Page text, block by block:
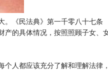
。《民法典》第一千零八十七条
的具体情况，按照照顾子女、
人都应该充分了解和理解法律